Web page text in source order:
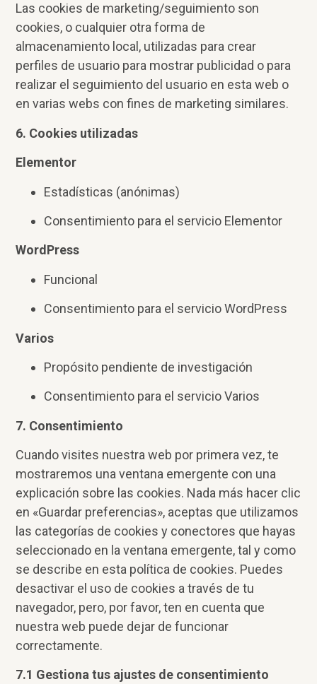
Las cookies de marketing/seguimiento son
cookies, o cualquier otra forma de
almacenamiento local, utilizadas para crear
perfiles de usuario para mostrar publicidad o para
realizar el seguimiento del usuario en esta web o
en varias webs con fines de marketing similares.
6. Cookies utilizadas
Elementor
Estadísticas (anónimas)
Consentimiento para el servicio Elementor
WordPress
Funcional
Consentimiento para el servicio WordPress
Varios
Propósito pendiente de investigación
Consentimiento para el servicio Varios
7. Consentimiento
Cuando visites nuestra web por primera vez, te
mostraremos una ventana emergente con una
explicación sobre las cookies. Nada más hacer clic
en «Guardar preferencias», aceptas que utilizamos
las categorías de cookies y conectores que hayas
seleccionado en la ventana emergente, tal y como
se describe en esta política de cookies. Puedes
desactivar el uso de cookies a través de tu
navegador, pero, por favor, ten en cuenta que
nuestra web puede dejar de funcionar
correctamente.
7.1 Gestiona tus ajustes de consentimiento